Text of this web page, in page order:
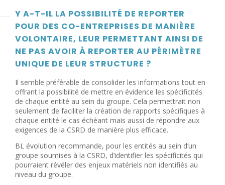
Y A-T-IL LA POSSIBILITÉ DE REPORTER
POUR DES CO-ENTREPRISES DE MANIÈRE
VOLONTAIRE, LEUR PERMETTANT AINSI DE
NE PAS AVOIR À REPORTER AU PÉRIMÈTRE
UNIQUE DE LEUR STRUCTURE ?
Il semble préférable de consolider les informations tout en
offrant la possibilité de mettre en évidence les spécificités
de chaque entité au sein du groupe. Cela permettrait non
seulement de faciliter la création de rapports spécifiques à
chaque entité le cas échéant mais aussi de répondre aux
exigences de la CSRD de manière plus efficace.
BL évolution recommande, pour les entités au sein d’un
groupe soumises à la CSRD, d’identifier les spécificités qui
pourraient révéler des enjeux matériels non identifiés au
niveau du groupe.